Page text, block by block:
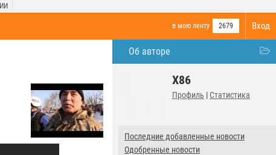
Вход
в мою ленту 2679
Об авторе
X86
Профиль | Статистика
Последние добавленные новости
Одобренные новости